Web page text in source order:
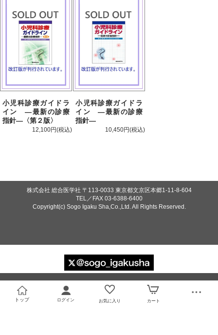
小児科診療ガイドラ
イン —最新の診療
指針—〈第２版〉
12,100円
小児科診療ガイドラ
イン —最新の診療
指針—
10,450円
株式会社 総合医学社 〒113-0033 東京都文京区本郷1-11-8-604
TEL／FAX 03-6388-6400
Copyright(c) Sogo Igaku Sha,Co.,Ltd. All Rights Reserved.
トップ ログイン お気に入り カート